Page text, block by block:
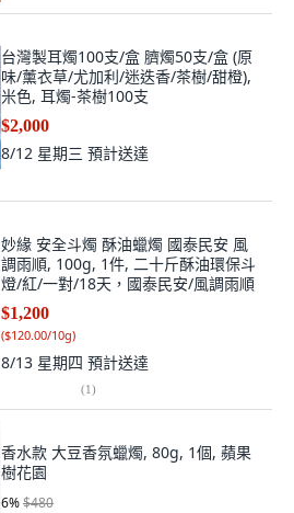
台灣製耳燭100支/盒 臍燭50支/盒 (原
味/薰衣草/尤加利/迷迭香/茶樹/甜橙),
米色, 耳燭-茶樹100支
$2,000
8/12 星期三 預計送達
妙緣 安全斗燭 酥油蠟燭 國泰民安 風
調雨順, 100g, 1件, 二十斤酥油環保斗
燈/紅/一對/18天，國泰民安/風調雨順
$1,200
($120.00/10g)
8/13 星期四 預計送達
(1)
香水款 大豆香氛蠟燭, 80g, 1個, 蘋果
樹花園
6%$480